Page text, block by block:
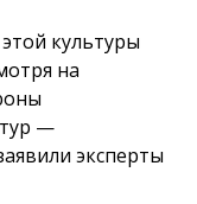
культуры
на
—
эксперты